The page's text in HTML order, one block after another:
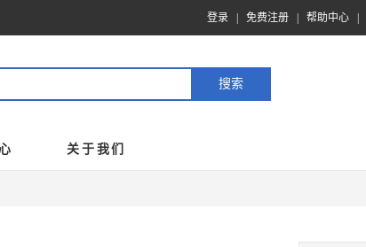
登录 免费注册 帮助中心
关于我们